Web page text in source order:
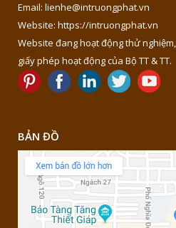
Email: lienhe@intruongphat.vn
Website: https://intruongphat.vn
Website đang hoạt động thử
giấy phép hoạt động của Bộ TT & TT.
BẢN ĐỒ